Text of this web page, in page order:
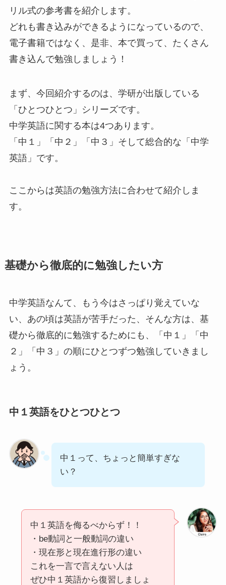
リル式の参考書を紹介します。
どれも書き込みができるようになっているので、
電子書籍ではなく、是非、本で買って、たくさん
書き込んで勉強しましょう！
まず、今回紹介するのは、学研が出版している
「ひとつひとつ」シリーズです。
中学英語に関する本は4つあります。
「中１」「中２」「中３」そして総合的な「中学
英語」です。
ここからは英語の勉強方法に合わせて紹介しま
す。
基礎から徹底的に勉強したい方
中学英語なんて、もう今はさっぱり覚えていな
い、あの頃は英語が苦手だった、そんな方は、基
礎から徹底的に勉強するためにも、「中１」「中
２」「中３」の順にひとつずつ勉強していきまし
ょう。
中１英語をひとつひとつ
中１って、ちょっと簡単すぎな
い？
中１英語を侮るべからず！！
・be動詞と一般動詞の違い
・現在形と現在進行形の違い
これを一言で言えない人は
ぜひ中１英語から復習しましょ